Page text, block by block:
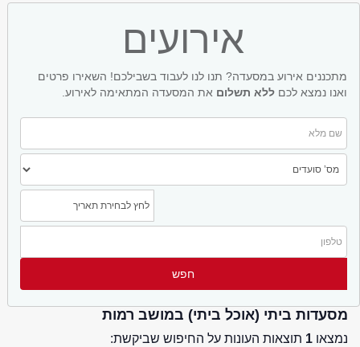
אירועים
מתכננים אירוע במסעדה? תנו לנו לעבוד בשבילכם! השאירו פרטים
ואנו נמצא לכם ללא תשלום את המסעדה המתאימה לאירוע.
מסעדות ביתי (אוכל ביתי) במושב רמות
נמצאו 1 תוצאות העונות על החיפוש שביקשת: